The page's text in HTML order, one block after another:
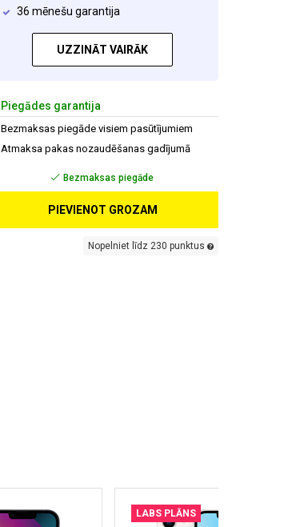
36 mēnešu garantija
UZZINĀT VAIRĀK
Piegādes garantija
Bezmaksas piegāde visiem pasūtījumiem
Atmaksa pakas nozaudēšanas gadījumā
Bezmaksas piegāde
PIEVIENOT GROZAM
Nopelniet līdz 230 punktus
LABS PLĀNS